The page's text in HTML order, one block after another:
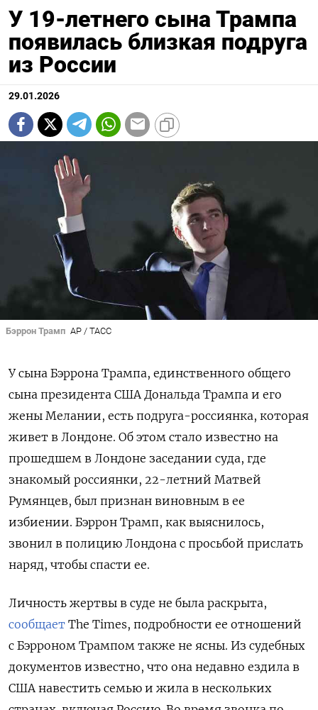
У 19-летнего сына Трампа
появилась близкая подруга
из России
29.01.2026
Бэррон Трамп AP / TAСС
У сына Бэррона Трампа, единственного общего
сына президента США Дональда Трампа и его
жены Мелании, есть подруга-россиянка, которая
живет в Лондоне. Об этом стало известно на
прошедшем в Лондоне заседании суда, где
знакомый россиянки, 22-летний Матвей
Румянцев, был признан виновным в ее
избиении. Бэррон Трамп, как выяснилось,
звонил в полицию Лондона с просьбой прислать
наряд, чтобы спасти ее.
Личность жертвы в суде не была раскрыта,
сообщает The Times, подробности ее отношений
с Бэрроном Трампом также не ясны. Из судебных
документов известно, что она недавно ездила в
США навестить семью и жила в нескольких